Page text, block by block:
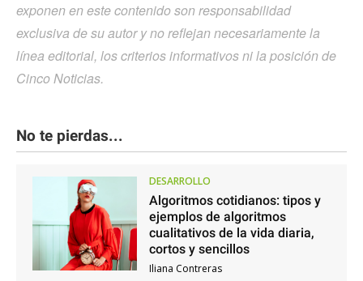
exponen en este contenido son responsabilidad
exclusiva de su autor y no reflejan necesariamente la
línea editorial, los criterios informativos ni la posición de
Cinco Noticias.
No te pierdas...
DESARROLLO
Algoritmos cotidianos: tipos y
ejemplos de algoritmos
cualitativos de la vida diaria,
cortos y sencillos
Iliana Contreras